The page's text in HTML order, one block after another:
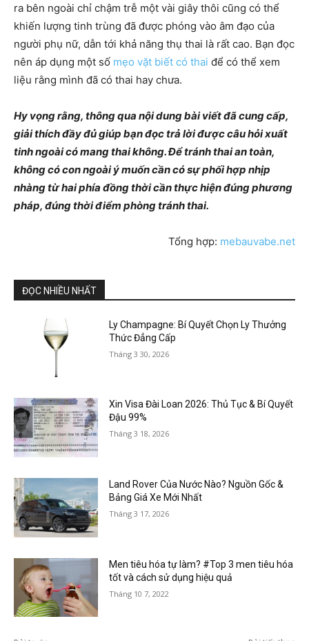
ra bên ngoài chỉ chậm trễ một vài giây thôi cũng có thể
khiến lượng tinh trùng đã được phóng vào âm đạo của
người phụ nữ, dẫn tới khả năng thụ thai là rất cao. Bạn đọc
nên áp dụng một số mẹo vặt biết có thai để có thể xem
liệu rằng mình đã có thai hay chưa.
Hy vọng rằng, thông qua nội dung bài viết đã cung cấp,
giải thích đầy đủ giúp bạn đọc trả lời được câu hỏi xuất
tinh ngoài có mang thai không. Để tránh thai an toàn,
không có con ngoài ý muốn cần có sự phối hợp nhịp
nhàng từ hai phía đồng thời cần thực hiện đúng phương
pháp, đúng thời điểm phòng tránh thai.
Tổng hợp: mebauvabe.net
ĐỌC NHIỀU NHẤT
Ly Champagne: Bí Quyết Chọn Ly Thưởng
Thức Đẳng Cấp
Tháng 3 30, 2026
Xin Visa Đài Loan 2026: Thủ Tục & Bí Quyết
Đậu 99%
Tháng 3 18, 2026
Land Rover Của Nước Nào? Nguồn Gốc &
Bảng Giá Xe Mới Nhất
Tháng 3 17, 2026
Men tiêu hóa tự làm? #Top 3 men tiêu hóa
tốt và cách sử dụng hiệu quả
Tháng 10 7, 2022